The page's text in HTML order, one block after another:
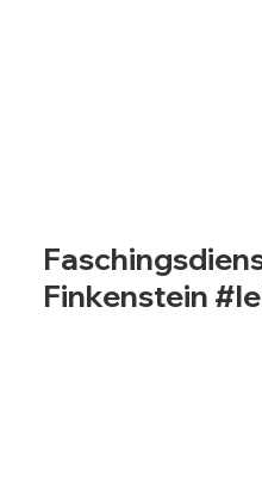
Finkenstein